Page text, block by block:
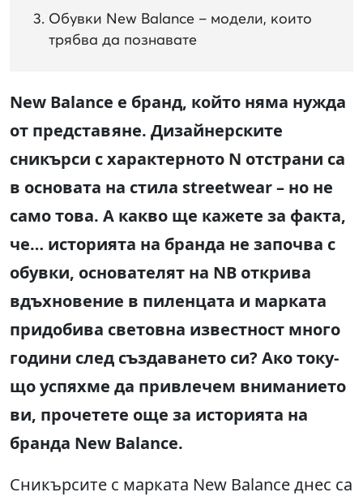
Обувки New Balance – модели, които
трябва да познавате
New Balance е бранд, който няма нужда
от представяне. Дизайнерските
сникърси с характерното N отстрани са
в основата на стила streetwear– но не
само това. А какво ще кажете за факта,
че… историята на бранда не започва с
обувки, основателят на NB открива
вдъхновение в пиленцата и марката
придобива световна известност много
години след създаването си? Ако току-
що успяхме да привлечем вниманието
ви, прочетете още за историята на
бранда New Balance.
Сникърсите с марката New Balance днес са